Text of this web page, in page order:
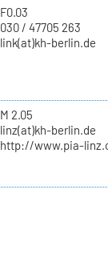
F0.03
030 / 47705 263
link(at)kh-berlin.de
M 2.05
linz(at)kh-berlin.de
http://www.pia-